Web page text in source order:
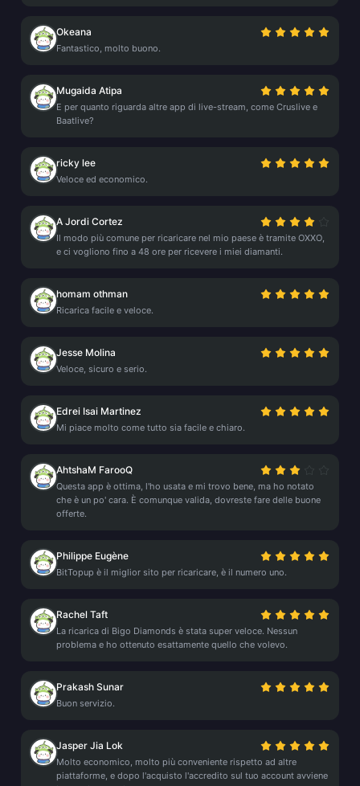
Okeana
Fantastico, molto buono.
Mugaida Atipa
E per quanto riguarda altre app di live-stream, come Cruslive e
Baatlive?
ricky lee
Veloce ed economico.
A Jordi Cortez
Il modo più comune per ricaricare nel mio paese è tramite OXXO,
e ci vogliono fino a 48 ore per ricevere i miei diamanti.
homam othman
Ricarica facile e veloce.
Jesse Molina
Veloce, sicuro e serio.
Edrei Isai Martinez
Mi piace molto come tutto sia facile e chiaro.
AhtshaM FarooQ
Questa app è ottima, l'ho usata e mi trovo bene, ma ho notato
che è un po' cara. È comunque valida, dovreste fare delle buone
offerte.
Philippe Eugène
BitTopup è il miglior sito per ricaricare, è il numero uno.
Rachel Taft
La ricarica di Bigo Diamonds è stata super veloce. Nessun
problema e ho ottenuto esattamente quello che volevo.
Prakash Sunar
Buon servizio.
Jasper Jia Lok
Molto economico, molto più conveniente rispetto ad altre
piattaforme, e dopo l'acquisto l'accredito sul tuo account avviene